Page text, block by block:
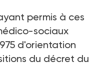
permis à ces
sociaux
d'orientation
du décret du